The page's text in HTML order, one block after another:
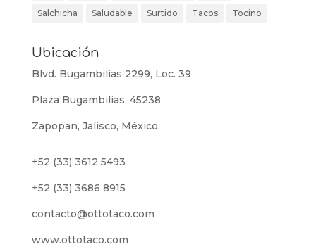
Salchicha Saludable Surtido Tacos Tocino
Ubicación
Blvd. Bugambilias 2299, Loc. 39
Plaza Bugambilias, 45238
Zapopan, Jalisco, México.
+52 (33) 3612 5493
+52 (33) 3686 8915
contacto@ottotaco.com
www.ottotaco.com